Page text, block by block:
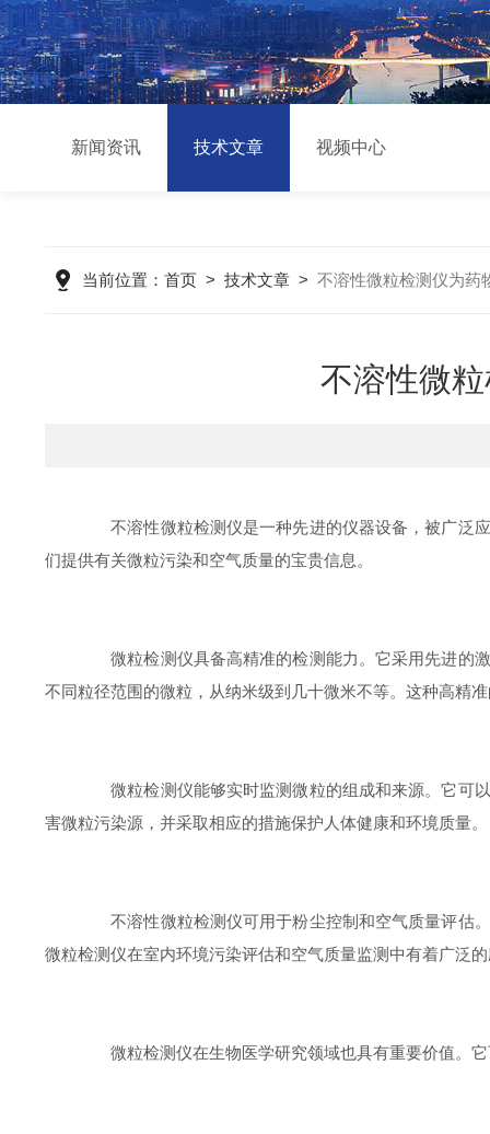
新闻资讯 技术文章 视频中心
当前位置： 首页> 技术文章> 不溶性微粒检测仪为药
不溶性微
不溶性微粒检测仪是一种先进的仪器设备，被广泛应
们提供有关微粒污染和空气质量的宝贵信息。
微粒检测仪具备高精准的检测能力。它采用先进的激
不同粒径范围的微粒，从纳米级到几十微米不等。这种高精
微粒检测仪能够实时监测微粒的组成和来源。它可以
害微粒污染源，并采取相应的措施保护人体健康和环境质量。
不溶性微粒检测仪可用于粉尘控制和空气质量评估。
微粒检测仪在室内环境污染评估和空气质量监测中有着广泛
微粒检测仪在生物医学研究领域也具有重要价值。它